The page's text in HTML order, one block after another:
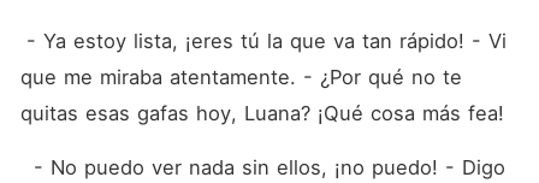
que me miraba atentamente. - ¿Por qué no te
quitas esas gafas hoy, Luana? ¡Qué cosa más fea!